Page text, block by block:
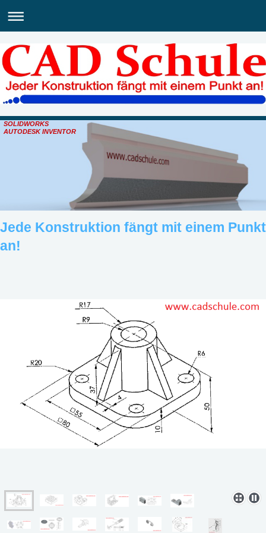
SOLIDWORKS
AUTODESK INVENTOR
Jede Konstruktion fängt mit einem Punkt
an!